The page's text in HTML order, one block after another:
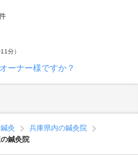
分）
ーナー様ですか？
鍼灸
兵庫県内の鍼灸院
鍼灸院